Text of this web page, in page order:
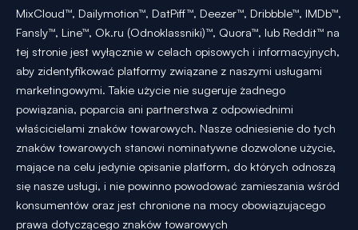
MixCloud™, Dailymotion™, DatPiff™, Deezer™, Dribbble™, IMDb™,
Fansly™, Line™, Ok.ru (Odnoklassniki)™, Quora™, lub Reddit™ na
tej stronie jest wyłącznie w celach opisowych i informacyjnych,
aby zidentyfikować platformy związane z naszymi usługami
marketingowymi. Takie użycie nie sugeruje żadnego
powiązania, poparcia ani partnerstwa z odpowiednimi
właścicielami znaków towarowych. Nasze odniesienie do tych
znaków towarowych stanowi nominatywne dozwolone użycie,
mające na celu jedynie opisanie platform, do których odnoszą
się nasze usługi, i nie powinno powodować zamieszania wśród
konsumentów oraz jest chronione na mocy obowiązującego
prawa dotyczącego znaków towarowych